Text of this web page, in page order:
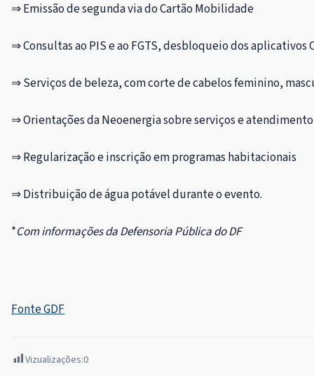
⇒ Emissão de segunda via do Cartão Mobilidade
⇒ Consultas ao PIS e ao FGTS, desbloqueio dos
⇒ Serviços de beleza, com corte de cabelos feminino,
⇒ Orientações da Neoenergia sobre serviços e
⇒ Regularização e inscrição em programas habitacionais
⇒ Distribuição de água potável durante o evento.
*Com informações da Defensoria Pública do DF
Fonte GDF
Vizualizações:0